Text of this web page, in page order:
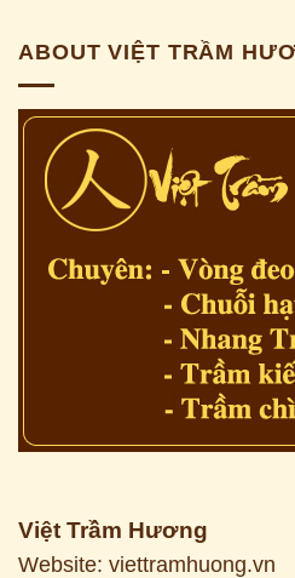
ABOUT VIỆT TRẦM
Việt Trầm Hương
Website: viettramhuong.vn